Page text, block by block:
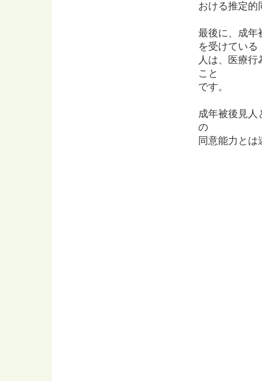
おける推定的
最後に、成年
を受けている
人は、医療
こと
です。
成年被後見人
の
同意能力と